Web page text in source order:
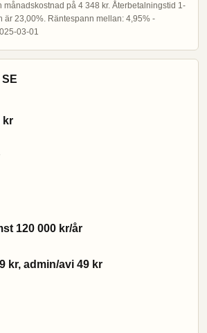
månadskostnad på 4 348 kr. Återbetalningstid 1-
är 23,00%. Räntespann mellan: 4,95% -
03-01
kr
120 000 kr/år
kr, admin/avi 49 kr